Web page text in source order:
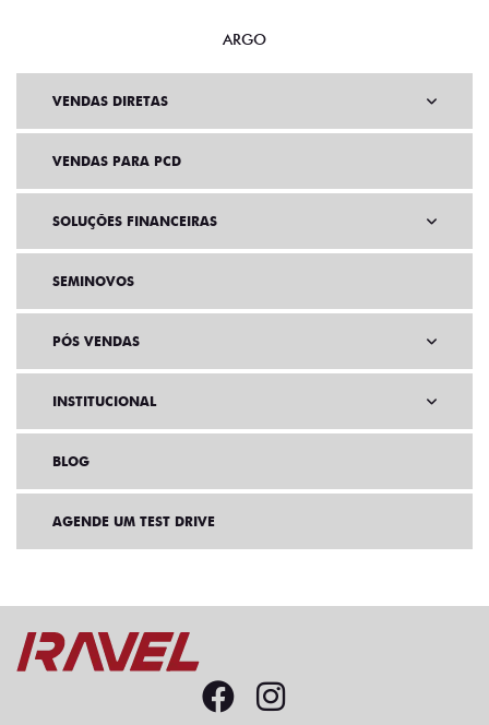
ARGO
VENDAS DIRETAS
VENDAS PARA PCD
SOLUÇÕES FINANCEIRAS
SEMINOVOS
PÓS VENDAS
INSTITUCIONAL
BLOG
AGENDE UM TEST DRIVE